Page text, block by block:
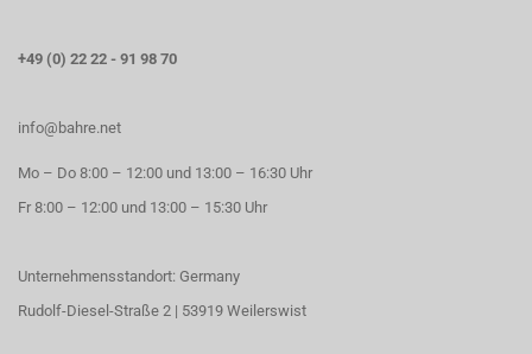
+49 (0) 22 22 - 91 98 70
info@bahre.net
Mo – Do 8:00 – 12:00 und 13:00 – 16:30 Uhr
Fr 8:00 – 12:00 und 13:00 – 15:30 Uhr
Unternehmensstandort: Germany
Rudolf-Diesel-Straße 2 | 53919 Weilerswist